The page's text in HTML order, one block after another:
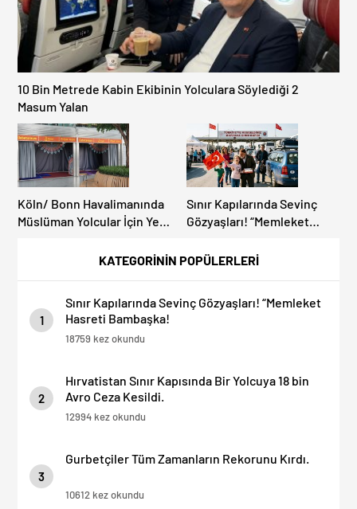
KATEGORİNİN POPÜLERLERİ
1
Sınır Kapılarında Sevinç Gözyaşları! “Memleket
Hasreti Bambaşka!
18759 kez okundu
2
Hırvatistan Sınır Kapısında Bir Yolcuya 18 bin
Avro Ceza Kesildi.
12994 kez okundu
3
Gurbetçiler Tüm Zamanların Rekorunu Kırdı.
10612 kez okundu
10 Bin Metrede Kabin Ekibinin Yolculara Söylediği 2
Masum Yalan
Köln/ Bonn Havalimanında
Müslüman Yolcular İçin Yeni
Sınır Kapılarında Sevinç
Gözyaşları! “Memleket